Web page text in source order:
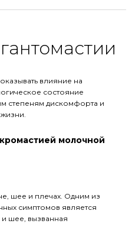
влияние на
состояние
степеням дискомфорта и
молочной
шее и плечах. Одним из
симптомов является
шее, вызванная